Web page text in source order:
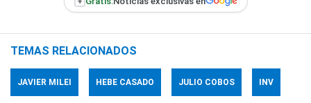
TEMAS RELACIONADOS
JAVIER MILEI HEBE CASADO JULIO COBOS INV